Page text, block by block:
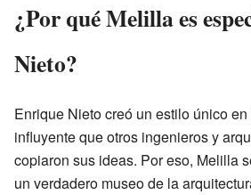
¿Por qué Melilla es
Nieto?
Enrique Nieto creó un estilo único
influyente que otros ingenieros y
copiaron sus ideas. Por eso, Melilla
un verdadero museo de la